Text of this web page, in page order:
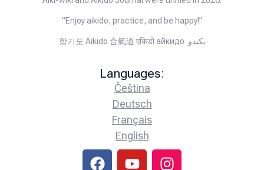
“Enjoy aikido, practice, and be happy!”
합기도 Aikido 合氣道 एकिडो айкидо يكيدو
Languages:
Čeština
Deutsch
Français
English